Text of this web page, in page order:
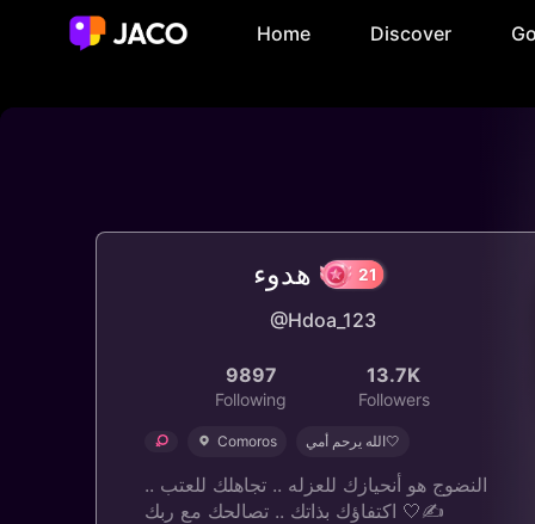
Home Discover
هدوء
@Hdoa_123
9897
Following
13.7K
Followers
Comoros الله يرحم أمي🤍
النضوج هو أنحيازك للعزله .. تجاهلك للعتب ..
اكتفاؤك بذاتك .. تصالحك مع ربك 🤍✍️